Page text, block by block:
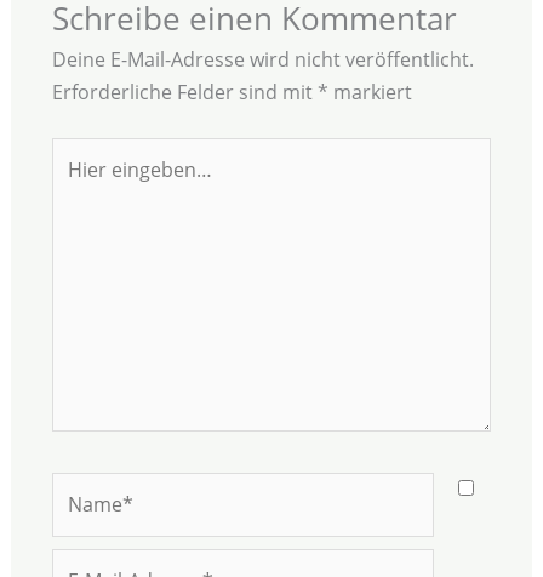
Schreibe einen Kommentar
Deine E-Mail-Adresse wird nicht veröffentlicht.
Erforderliche Felder sind mit * markiert
eingeben…